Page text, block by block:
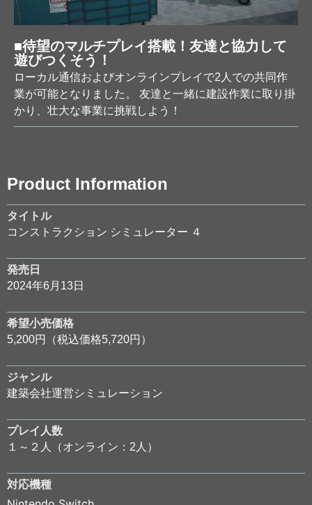
Product Information
タイトル
コンストラクション シミュレーター ４
発売日
2024年6月13日
希望小売価格
5,200円（税込価格5,720円）
ジャンル
建築会社運営シミュレーション
プレイ人数
１～２人（オンライン：2人）
対応機種
■待望のマルチプレイ搭載！友達と協力して
遊びつくそう！
ローカル通信およびオンラインプレイで2人での共同作
業が可能となりました。 友達と一緒に建設作業に取り掛
かり、壮大な事業に挑戦しよう！